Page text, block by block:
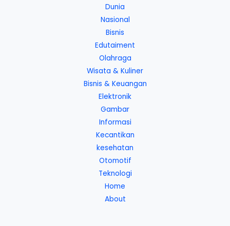
Dunia
Nasional
Bisnis
Edutaiment
Olahraga
Wisata & Kuliner
Bisnis & Keuangan
Elektronik
Gambar
Informasi
Kecantikan
kesehatan
Otomotif
Teknologi
Home
About